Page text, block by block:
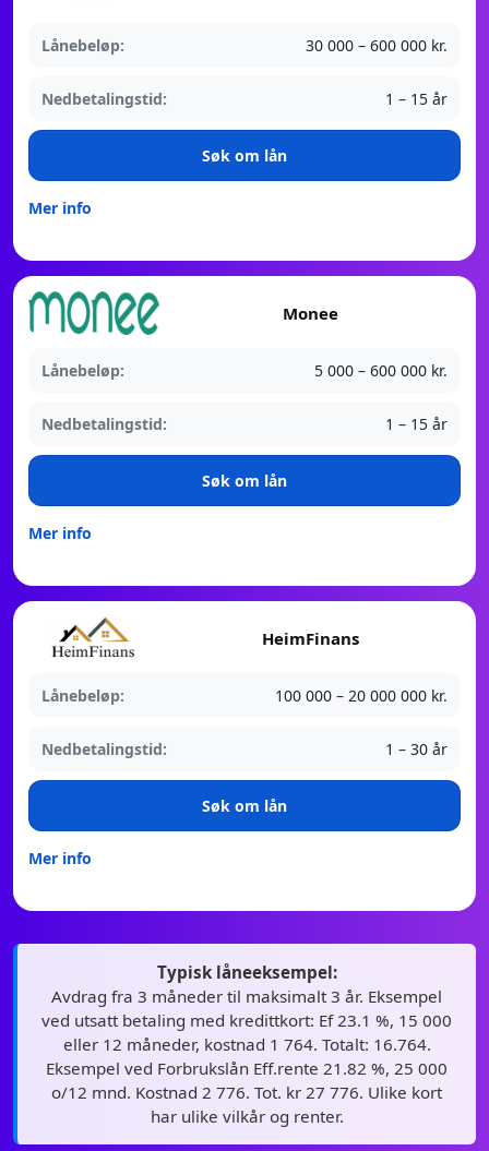
Lånebeløp: 30 000 – 600 000 kr.
Nedbetalingstid: 1 – 15 år
Søk om lån
Mer info
Monee
Lånebeløp: 5 000 – 600 000 kr.
Nedbetalingstid: 1 – 15 år
Søk om lån
Mer info
HeimFinans
Lånebeløp: 100 000 – 20 000 000 kr.
Nedbetalingstid: 1 – 30 år
Søk om lån
Mer info
Typisk låneeksempel:
Avdrag fra 3 måneder til maksimalt 3 år. Eksempel
ved utsatt betaling med kredittkort: Ef 23.1 %, 15 000
eller 12 måneder, kostnad 1 764. Totalt: 16.764.
Eksempel ved Forbrukslån Eff.rente 21.82 %, 25 000
o/12 mnd. Kostnad 2 776. Tot. kr 27 776. Ulike kort
har ulike vilkår og renter.